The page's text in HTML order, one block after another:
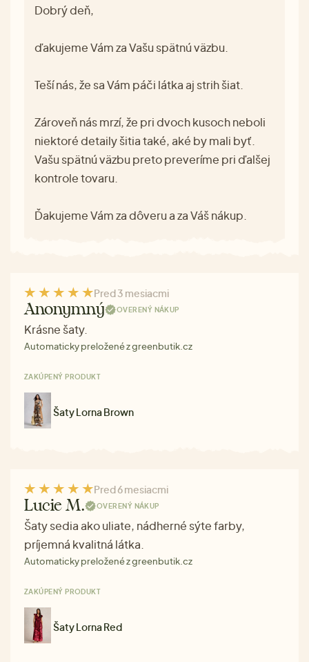
Dobrý deň,
ďakujeme Vám za Vašu spätnú väzbu.
Teší nás, že sa Vám páči látka aj strih šiat.
Zároveň nás mrzí, že pri dvoch kusoch neboli
niektoré detaily šitia také, aké by mali byť.
Vašu spätnú väzbu preto preveríme pri ďalšej
kontrole tovaru.
Ďakujeme Vám za dôveru a za Váš nákup.
Pred 3 mesiacmi
Anonymný OVERENÝ NÁKUP
Krásne šaty.
Automaticky preložené z greenbutik.cz
ZAKÚPENÝ PRODUKT
Šaty Lorna Brown
Pred 6 mesiacmi
Lucie M. OVERENÝ NÁKUP
Šaty sedia ako uliate, nádherné sýte farby,
príjemná kvalitná látka.
Automaticky preložené z greenbutik.cz
ZAKÚPENÝ PRODUKT
Šaty Lorna Red